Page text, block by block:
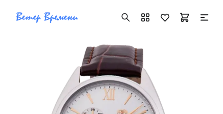
+7 ( 705 ) 181-42-50
info@vetervremeni.kz